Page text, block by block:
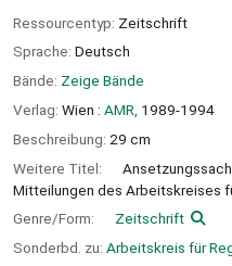
Ressourcentyp: Zeitschrift
Sprache: Deutsch
Bände: Zeige Bände
Verlag: Wien : AMR, 1989-1994
Beschreibung: 29 cm
Weitere Titel:
Mitteilungen des Arbeitskreises
Genre/Form:
Zeitschrift
Sonderbd. zu: Arbeitskreis für